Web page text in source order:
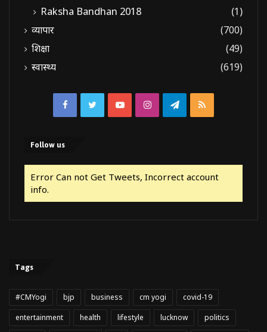
Raksha Bandhan 2018
(1)
व्यापार
(700)
शिक्षा
(49)
स्वास्थ्य
(619)
FacebookTwitterYouTubeInstagramTelegram
RSS
Follow us
Error Can not Get Tweets, Incorrect account
info.
Tags
#CMYogi bjp business cm yogi
covid-19
entertainment
health lifestyle lucknow politics